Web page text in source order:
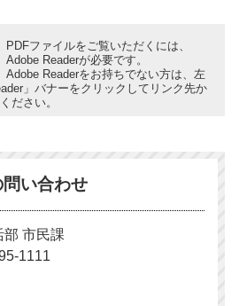
PDFファイルをご覧いただくには、
Adobe Readerが必要です。
Adobe Readerをお持ちでない方は、左
」バナーをクリックしてリンク先か
ださい。
い合わせ
市民課
1111